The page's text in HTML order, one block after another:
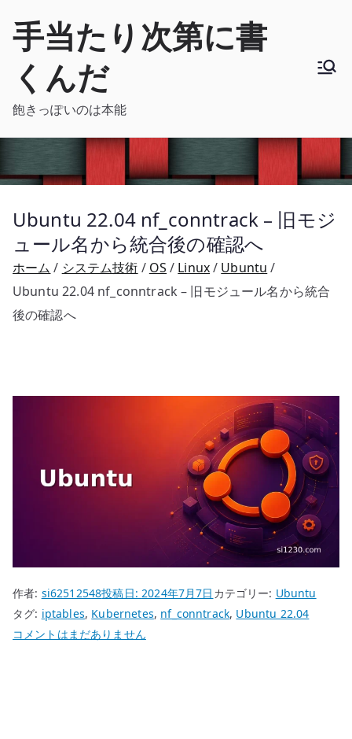
手当たり次第に書
くんだ
飽きっぽいのは本能
Ubuntu 22.04 nf_conntrack – 旧モジ
ュール名から統合後の確認へ
ホーム システム技術 OS Linux
Ubuntu
Ubuntu 22.04 nf_conntrack – 旧モジュール名から統合
後の確認へ
作者: si62512548投稿日:2024年7月7日 カテゴリー: Ubuntu
タグ: iptables, Kubernetes, nf_conntrack, Ubuntu 22.04
Ubuntu
コメントはまだありません